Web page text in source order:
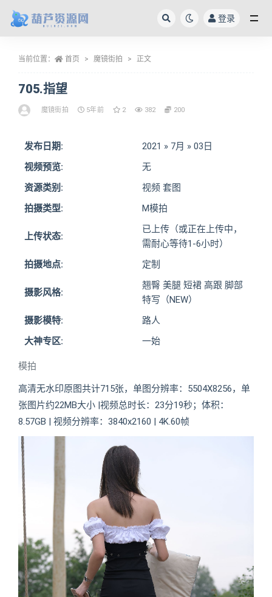
登录
当前位置： 首页 魔镜街拍 正文
705.指望
魔镜街拍 5年前 2 382 200
模拍
发布日期:
2021 » 7月 » 03日
视频预览:
无
资源类别:
视频 套图
拍摄类型:
M模拍
上传状态:
已上传（或正在上传中，
需耐心等待1-6小时）
拍摄地点:
定制
摄影风格:
翘臀 美腿 短裙 高跟 脚部
特写（NEW）
摄影模特:
路人
大神专区:
一始
高清无水印原图共计715张，单图分辨率：5504X8256，单
张图片约22MB大小 |视频总时长：23分19秒；体积：
8.57GB | 视频分辨率：3840x2160 | 4K.60帧